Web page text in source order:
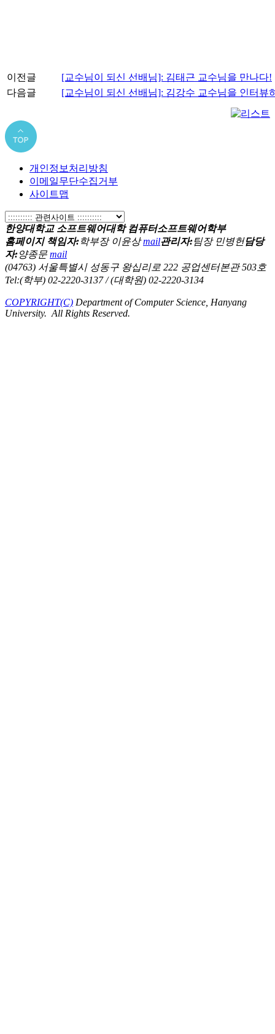
이전글
[교수님이 되신 선배님]: 김태근 교수님을 만나다!
다음글
[교수님이 되신 선배님]: 김강수 교수님을 인터뷰
개인정보처리방침
이메일무단수집거부
사이트맵
한양대학교 소프트웨어대학 컴퓨터소프트웨어학부
홈페이지 책임자:학부장 이윤상mail관리자:팀장 민병헌담당
자:양종문 mail
(04763) 서울특별시 성동구 왕십리로 222 공업센터본관 503호
Tel:(학부) 02-2220-3137 / (대학원) 02-2220-3134
COPYRIGHT(C) Department of Computer Science, Hanyang
University. All Rights Reserved.